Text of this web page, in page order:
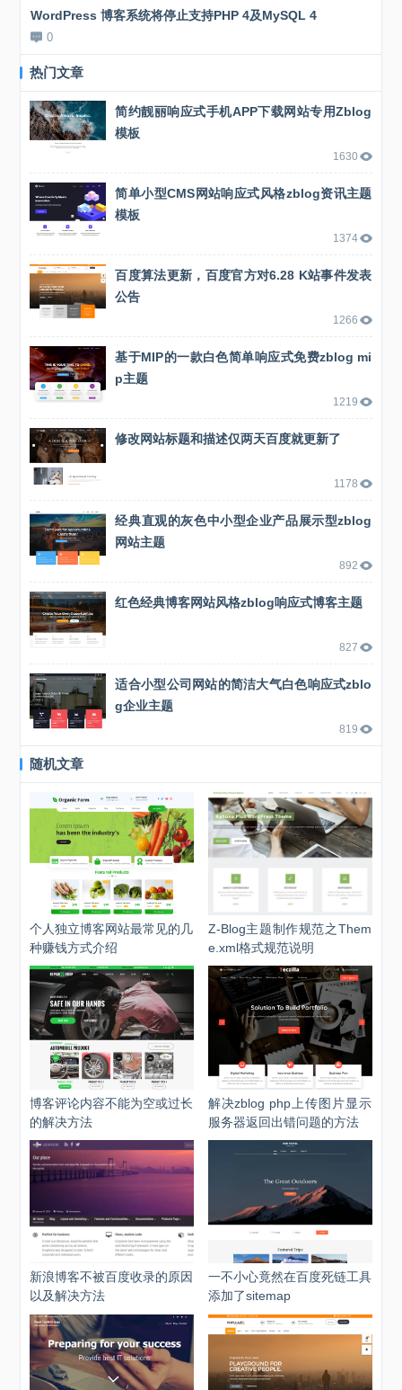
WordPress 博客系统将停止支持PHP 4及MySQL 4
0
热门文章
简约靓丽响应式手机APP下载网站专用Zblog
模板
1630
简单小型CMS网站响应式风格zblog资讯主题
模板
1374
百度算法更新，百度官方对6.28 K站事件发表
公告
1266
基于MIP的一款白色简单响应式免费zblog mi
p主题
1219
修改网站标题和描述仅两天百度就更新了
1178
经典直观的灰色中小型企业产品展示型zblog
网站主题
892
红色经典博客网站风格zblog响应式博客主题
827
适合小型公司网站的简洁大气白色响应式zblo
g企业主题
819
随机文章
个人独立博客网站最常见的几
种赚钱方式介绍
Z-Blog主题制作规范之Them
e.xml格式规范说明
博客评论内容不能为空或过长
的解决方法
解决zblog php上传图片显示
服务器返回出错问题的方法
新浪博客不被百度收录的原因
以及解决方法
一不小心竟然在百度死链工具
添加了sitemap